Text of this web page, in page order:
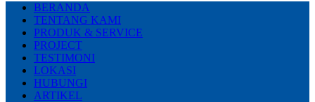
BERANDA
TENTANG KAMI
PRODUK & SERVICE
PROJECT
TESTIMONI
LOKASI
HUBUNGI
ARTIKEL